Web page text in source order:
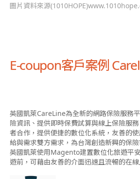
圖片資料來源
E-coupon客戶案例
英國凱萊CareLine為全新的網路保險服務
險資訊、提供即時保費試算與線上保險服
者合作，提供便捷的數位化系統，友善的
給與需求雙方需求，為台灣創造新興的保
英國凱萊使用Magento建置數位化旅遊平
遊前，可藉由友善的介面迅速且流暢的在線